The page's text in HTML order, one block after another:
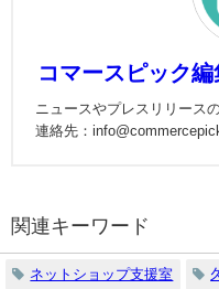
コマースピック
ニュースやプレスリリース
連絡先：
関連キーワード
ネットショップ支援室